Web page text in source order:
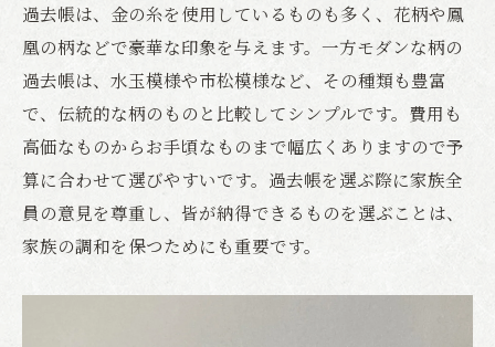
過去帳は、金の糸を使用しているものも多く、花柄や鳳
凰の柄などで豪華な印象を与えます。一方モダンな柄の
過去帳は、水玉模様や市松模様など、その種類も豊富
で、伝統的な柄のものと比較してシンプルです。費用も
高価なものからお手頃なものまで幅広くありますので予
算に合わせて選びやすいです。過去帳を選ぶ際に家族全
員の意見を尊重し、皆が納得できるものを選ぶことは、
家族の調和を保つためにも重要です。